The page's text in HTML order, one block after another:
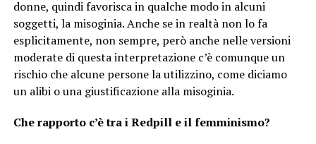
donne, quindi favorisca in qualche modo in alcuni
soggetti, la misoginia. Anche se in realtà non lo fa
esplicitamente, non sempre, però anche nelle versioni
moderate di questa interpretazione c’è comunque un
rischio che alcune persone la utilizzino, come diciamo
un alibi o una giustificazione alla misoginia.
Che rapporto c’è tra i Redpill e il femminismo?